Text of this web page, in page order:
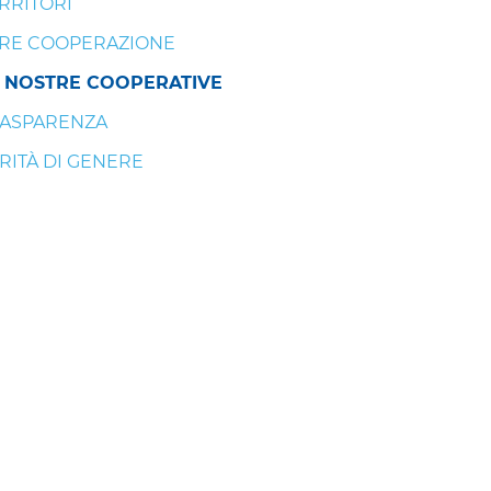
COOPERAZIONE
NOSTRE COOPERATIVE
DI GENERE